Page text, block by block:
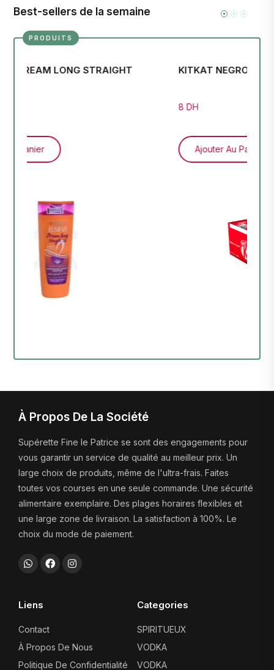
Best-sellers de la semaine
PRODUITS
ELSEVE SHP DREAM LONG STRAIGHT
Ajouter Au Panier
À Propos De La Société
Supérette Fine le Patrice se sont des engagements pour
vous garantir un service de qualité au meilleur prix. Un
large choix de produits, même de l'ultra-frais. Faites
toutes vos courses en une seule commande. Une sécurité
alimentaire exemplaire. Des plages horaires flexibles et
une large zone de livraison. La satisfaction à 100%. Le
choix du mode de paiement.
Liens
Contact
À Propos De Nous
Politique De Confidentialité
Categories
SPIRITUEUX
VODKA
VODKA